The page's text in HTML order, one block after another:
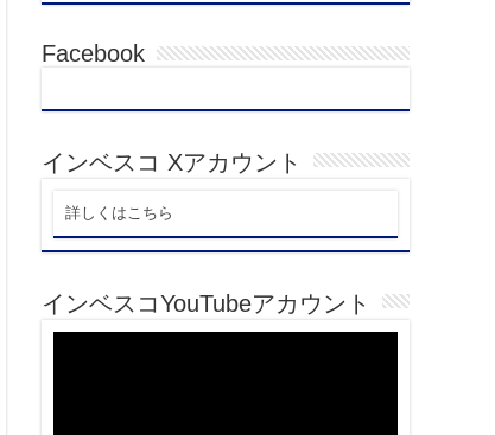
Facebook
インベスコ Xアカウント
詳しくはこちら
インベスコYouTubeアカウント